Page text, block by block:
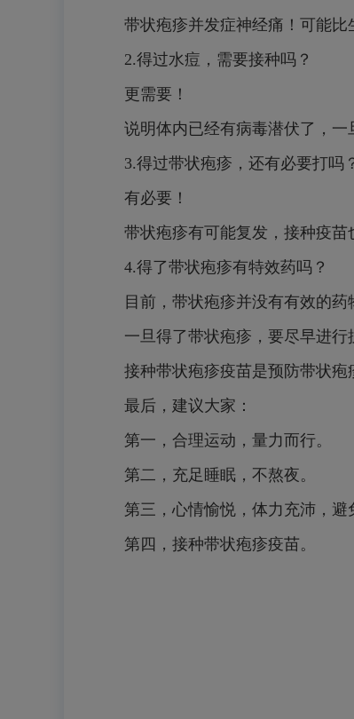
带状疱疹并发症神经痛！可能比
2.得过水痘，需要接种吗？
更需要！
说明体内已经有病毒潜伏了，一
3.得过带状疱疹，还有必要打吗
有必要！
带状疱疹有可能复发，接种疫苗
4.得了带状疱疹有特效药吗？
目前，带状疱疹并没有有效的药
一旦得了带状疱疹，要尽早进行
接种带状疱疹疫苗是预防带状疱
最后，建议大家：
第一，合理运动，量力而行。
第二，充足睡眠，不熬夜。
第三，心情愉悦，体力充沛，避
第四，接种带状疱疹疫苗。